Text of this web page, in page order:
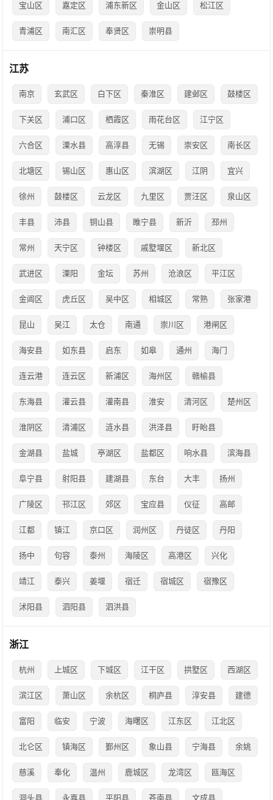
宝山区 嘉定区 浦东新区 金山区 松江区
青浦区 南汇区 奉贤区 崇明县
江苏
南京 玄武区 白下区 秦淮区 建邺区 鼓楼区
下关区 浦口区 栖霞区 雨花台区 江宁区
六合区 溧水县 高淳县 无锡 崇安区 南长区
北塘区 锡山区 惠山区 滨湖区 江阴 宜兴
徐州 鼓楼区 云龙区 九里区 贾汪区 泉山区
丰县 沛县 铜山县 睢宁县 新沂 邳州
常州 天宁区 钟楼区 戚墅堰区 新北区
武进区 溧阳 金坛 苏州 沧浪区 平江区
金阊区 虎丘区 吴中区 相城区 常熟 张家港
昆山 吴江 太仓 南通 崇川区 港闸区
海安县 如东县 启东 如皋 通州 海门
连云港 连云区 新浦区 海州区 赣榆县
东海县 灌云县 灌南县 淮安 清河区 楚州区
淮阴区 清浦区 涟水县 洪泽县 盱眙县
金湖县 盐城 亭湖区 盐都区 响水县 滨海县
阜宁县 射阳县 建湖县 东台 大丰 扬州
广陵区 邗江区 郊区 宝应县 仪征 高邮
江都 镇江 京口区 润州区 丹徒区 丹阳
扬中 句容 泰州 海陵区 高港区 兴化
靖江 泰兴 姜堰 宿迁 宿城区 宿豫区
沭阳县 泗阳县 泗洪县
浙江
杭州 上城区 下城区 江干区 拱墅区 西湖区
滨江区 萧山区 余杭区 桐庐县 淳安县 建德
富阳 临安 宁波 海曙区 江东区 江北区
北仑区 镇海区 鄞州区 象山县 宁海县 余姚
慈溪 奉化 温州 鹿城区 龙湾区 瓯海区
洞头县 永嘉县 平阳县 苍南县 文成县